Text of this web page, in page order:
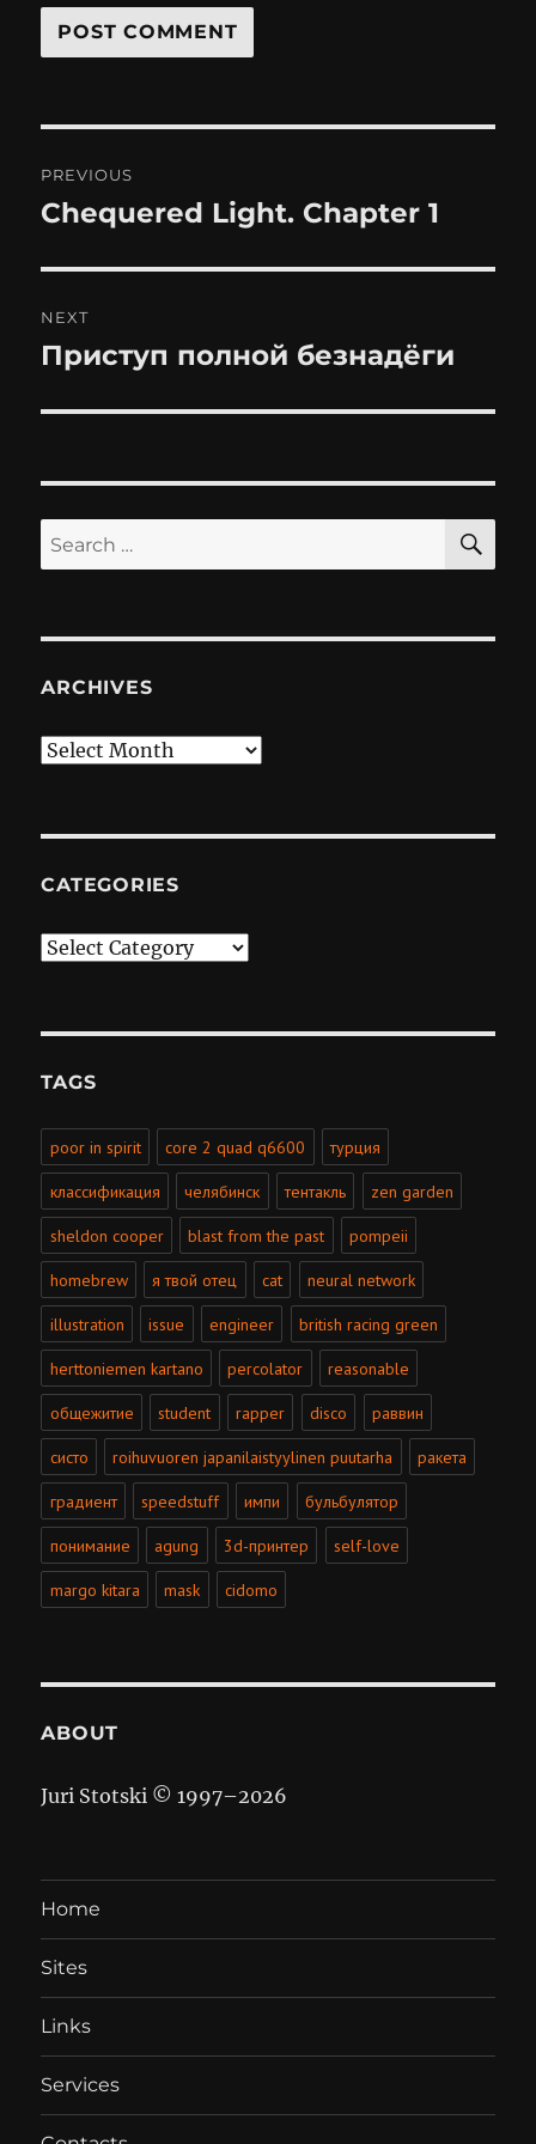
navigation
PREVIOUS
Previous
Chequered Light. Chapter 1
NEXT
Next
Приступ полной безнадёги
Search
for:
ARCHIVES
Archives
CATEGORIES
Categories
TAGS
poor in spirit core 2 quad q6600 турция
классификация челябинск тентакль zen garden
sheldon cooper blast from the past pompeii
homebrew я твой отец cat neural network
illustration issue engineer british racing green
herttoniemen kartano percolator reasonable
общежитие student rapper disco раввин
систо roihuvuoren japanilaistyylinen puutarha ракета
градиент speedstuff импи бульбулятор
понимание agung 3d-принтер self-love
margo kitara mask cidomo
ABOUT
Juri Stotski © 1997–2026
Home
Sites
Links
Services